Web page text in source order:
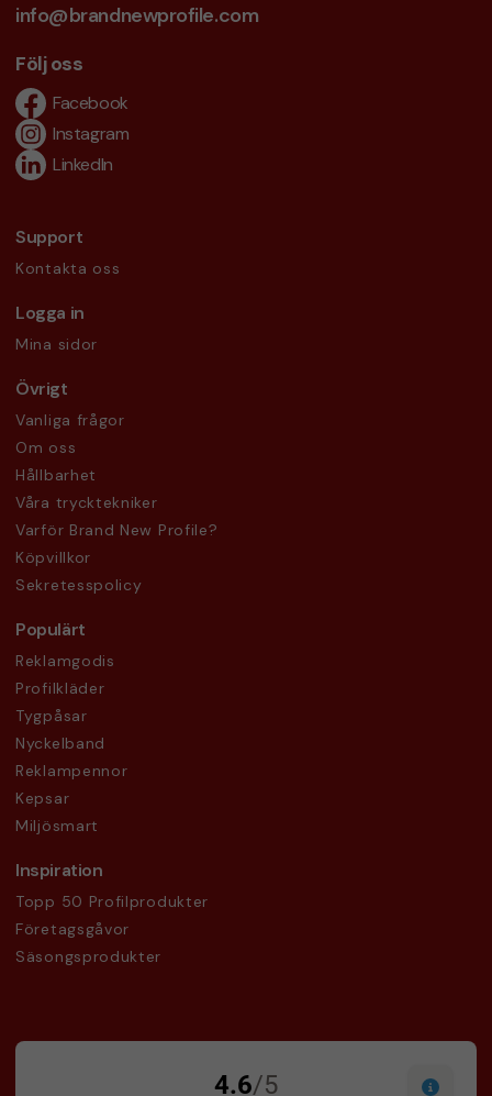
info@brandnewprofile.com
Följ oss
Facebook
Instagram
LinkedIn
Support
Kontakta oss
Logga in
Mina sidor
Övrigt
Vanliga frågor
Om oss
Hållbarhet
Våra trycktekniker
Varför Brand New Profile?
Köpvillkor
Sekretesspolicy
Populärt
Reklamgodis
Profilkläder
Tygpåsar
Nyckelband
Reklampennor
Kepsar
Miljösmart
Inspiration
Topp 50 Profilprodukter
Företagsgåvor
Säsongsprodukter